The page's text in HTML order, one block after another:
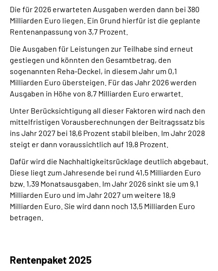
Die für 2026 erwarteten Ausgaben werden dann bei 380
Milliarden Euro liegen. Ein Grund hierfür ist die geplante
Rentenanpassung von 3,7 Prozent.
Die Ausgaben für Leistungen zur Teilhabe sind erneut
gestiegen und könnten den Gesamtbetrag, den
sogenannten Reha-Deckel, in diesem Jahr um 0,1
Milliarden Euro übersteigen. Für das Jahr 2026 werden
Ausgaben in Höhe von 8,7 Milliarden Euro erwartet.
Unter Berücksichtigung all dieser Faktoren wird nach den
mittelfristigen Vorausberechnungen der Beitragssatz bis
ins Jahr 2027 bei 18,6 Prozent stabil bleiben. Im Jahr 2028
steigt er dann voraussichtlich auf 19,8 Prozent.
Dafür wird die Nachhaltigkeitsrücklage deutlich abgebaut.
Diese liegt zum Jahresende bei rund 41,5 Milliarden Euro
bzw. 1,39 Monatsausgaben. Im Jahr 2026 sinkt sie um 9,1
Milliarden Euro und im Jahr 2027 um weitere 18,9
Milliarden Euro. Sie wird dann noch 13,5 Milliarden Euro
betragen.
Rentenpaket 2025